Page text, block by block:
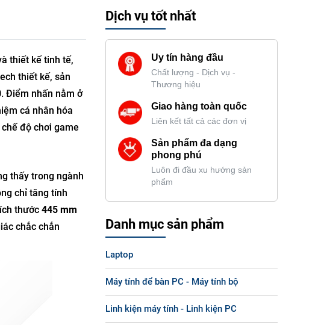
thiết kế tinh tế,
thiết kế, sản
. Điểm nhấn nằm ở
cá nhân hóa
độ chơi game
thấy trong ngành
chỉ tăng tính
thước 445 mm
chắc chắn
Dịch vụ tốt nhất
Uy tín hàng đầu
Chất lượng - Dịch vụ -
Thương hiệu
Giao hàng toàn quốc
Liên kết tất cả các đơn vị
Sản phẩm đa dạng
phong phú
Luôn đi đầu xu hướng sản
phẩm
Danh mục sản phẩm
Laptop
Máy tính để bàn PC - Máy tính bộ
Linh kiện máy tính - Linh kiện PC